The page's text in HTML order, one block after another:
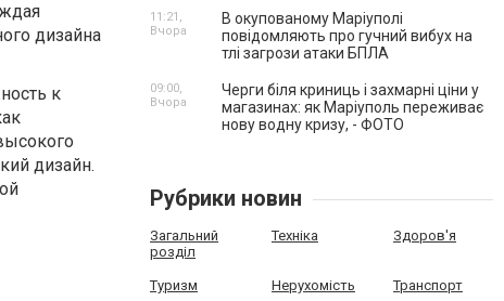
дизайна
к
дизайн.
В окупованому Маріуполі
повідомляють про гучний вибух на
тлі загрози атаки БПЛА
11:21,
Вчора
Черги біля криниць і захмарні ціни у
магазинах: як Маріуполь переживає
нову водну кризу, - ФОТО
09:00,
Вчора
Рубрики новин
Загальний
розділ
Техніка Здоров'я
Туризм Нерухомість Транспорт